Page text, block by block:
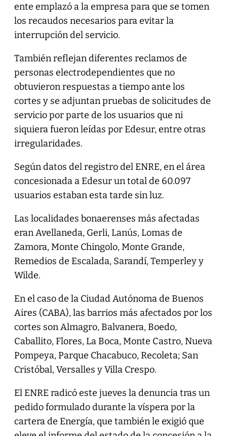
ente emplazó a la empresa para que se tomen
los recaudos necesarios para evitar la
interrupción del servicio.
También reflejan diferentes reclamos de
personas electrodependientes que no
obtuvieron respuestas a tiempo ante los
cortes y se adjuntan pruebas de solicitudes de
servicio por parte de los usuarios que ni
siquiera fueron leídas por Edesur, entre otras
irregularidades.
Según datos del registro del ENRE, en el área
concesionada a Edesur un total de 60.097
usuarios estaban esta tarde sin luz.
Las localidades bonaerenses más afectadas
eran Avellaneda, Gerli, Lanús, Lomas de
Zamora, Monte Chingolo, Monte Grande,
Remedios de Escalada, Sarandí, Temperley y
Wilde.
En el caso de la Ciudad Autónoma de Buenos
Aires (CABA), las barrios más afectados por los
cortes son Almagro, Balvanera, Boedo,
Caballito, Flores, La Boca, Monte Castro, Nueva
Pompeya, Parque Chacabuco, Recoleta; San
Cristóbal, Versalles y Villa Crespo.
El ENRE radicó este jueves la denuncia tras un
pedido formulado durante la víspera por la
cartera de Energía, que también le exigió que